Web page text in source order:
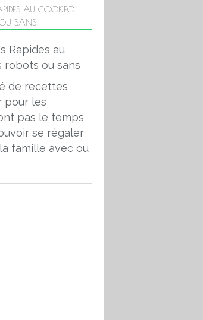
AU COOKEO
OU SANS
de recettes
pour les
pas le temps
se régaler
famille avec ou